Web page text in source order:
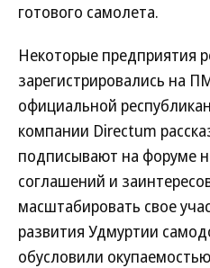
готового самолета.
Некоторые предприятия
зарегистрировались на
официальной
компании Directum
подписывают на форуме
соглашений и
масштабировать свое
развития Удмуртии
обусловили